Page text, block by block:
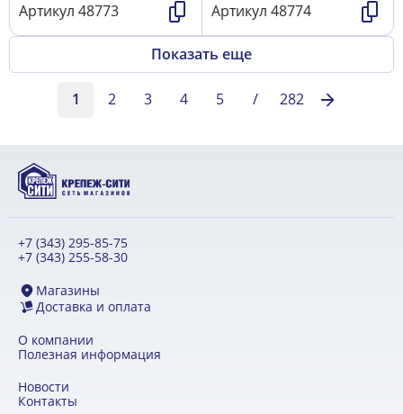
Артикул 48773
Артикул 48774
Показать еще
1 2 3 4 5 / 282
+7 (343) 295-85-75
+7 (343) 255-58-30
Магазины
Доставка и оплата
О компании
Полезная информация
Новости
Контакты